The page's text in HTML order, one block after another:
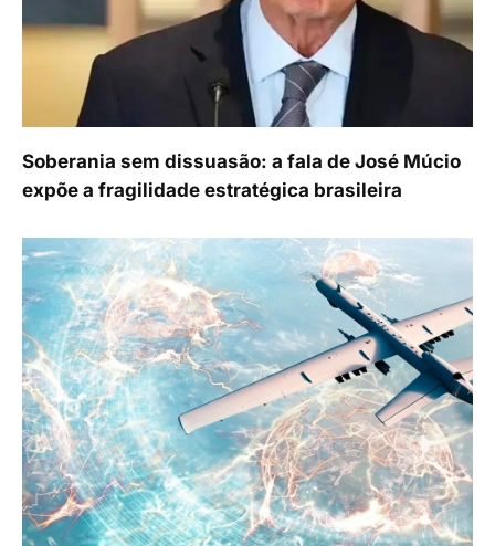
Soberania sem dissuasão: a fala de José Múcio
expõe a fragilidade estratégica brasileira